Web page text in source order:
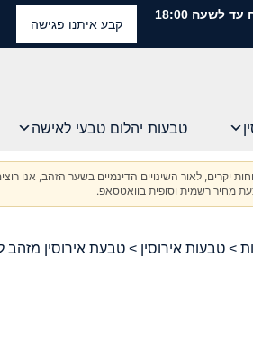
לשעה 18:00
קבע איתנו פגישה
טבעות יהלום טבעי לאישה
יקרים, לאור השינויים הדינמיים בשער הזהב,
מחיר רשמית וסופית בוואטסאפ.
> טבעות אירוסין > טבעת אירוסין מזהב לבן עד